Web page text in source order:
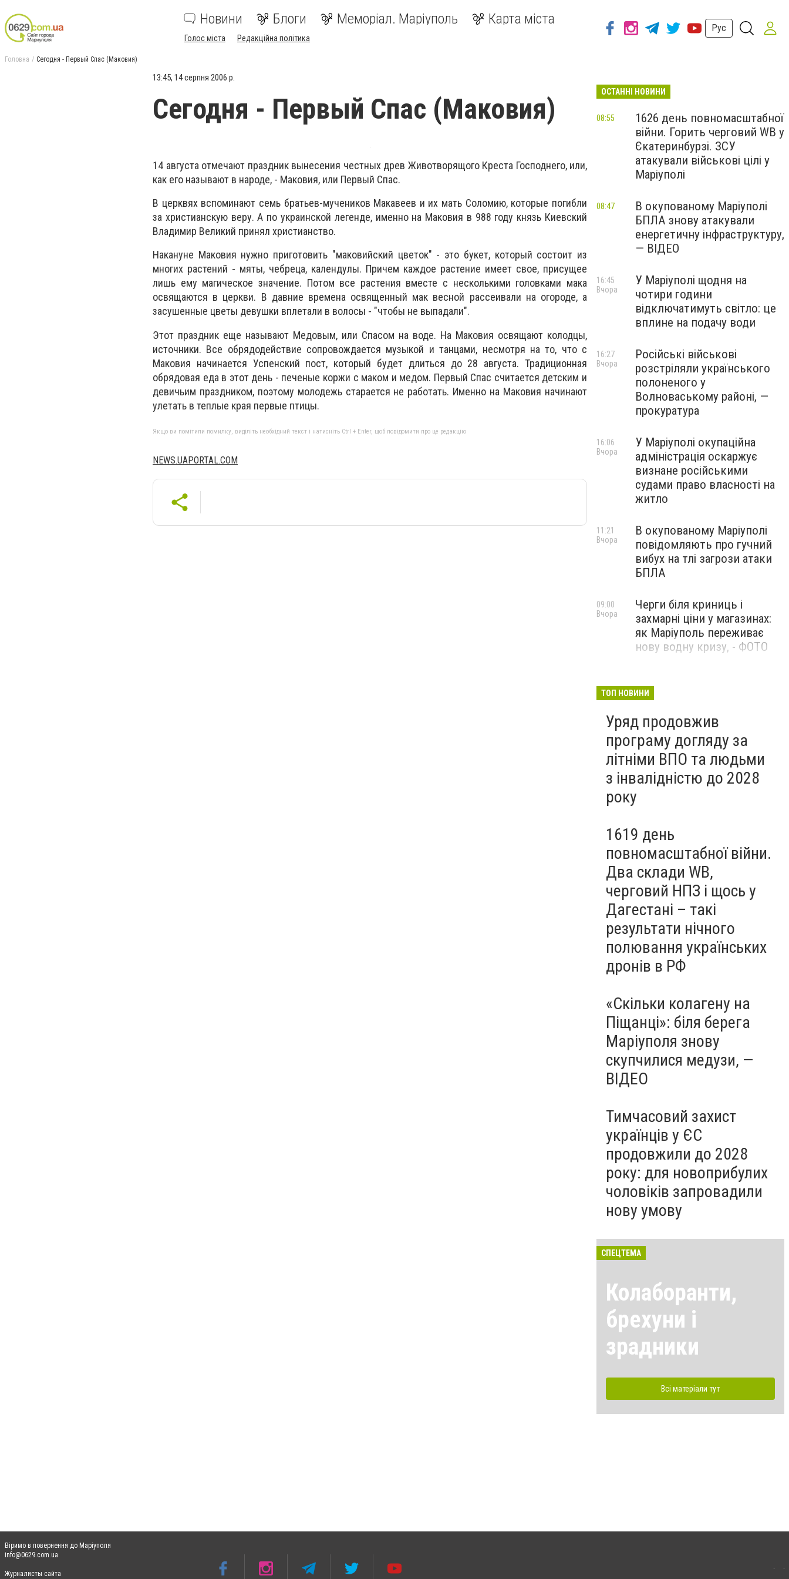
Новини Блоги Меморіал. Маріуполь Карта міста
Голос міста Редакційна політика
Рус
Головна Сегодня - Первый Спас (Маковия)
13:45, 14 серпня 2006 р.
Сегодня - Первый Спас (Маковия)
14 августа отмечают праздник вынесения честных древ Животворящого Креста Господнего, или,
как его называют в народе, - Маковия, или Первый Спас.
В церквях вспоминают семь братьев-мучеников Макавеев и их мать Соломию, которые погибли
за христианскую веру. А по украинской легенде, именно на Маковия в 988 году князь Киевский
Владимир Великий принял христианство.
Накануне Маковия нужно приготовить "маковийский цветок" - это букет, который состоит из
многих растений - мяты, чебреца, календулы. Причем каждое растение имеет свое, присущее
лишь ему магическое значение. Потом все растения вместе с несколькими головками мака
освящаются в церкви. В давние времена освященный мак весной рассеивали на огороде, а
засушенные цветы девушки вплетали в волосы - "чтобы не выпадали".
Этот праздник еще называют Медовым, или Спасом на воде. На Маковия освящают колодцы,
источники. Все обрядодействие сопровождается музыкой и танцами, несмотря на то, что с
Маковия начинается Успенский пост, который будет длиться до 28 августа. Традиционная
обрядовая еда в этот день - печеные коржи с маком и медом. Первый Спас считается детским и
девичьим праздником, поэтому молодежь старается не работать. Именно на Маковия начинают
улетать в теплые края первые птицы.
Якщо ви помітили помилку, виділіть необхідний текст і натисніть Ctrl + Enter, щоб повідомити про це редакцію
NEWS.UAPORTAL.COM
ОСТАННІ НОВИНИ
1626 день повномасштабної
війни. Горить черговий WB у
Єкатеринбурзі. ЗСУ
атакували військові цілі у
Маріуполі
08:55
В окупованому Маріуполі
БПЛА знову атакували
енергетичну інфраструктуру,
— ВІДЕО
08:47
У Маріуполі щодня на
чотири години
відключатимуть світло: це
вплине на подачу води
16:45
Вчора
Російські військові
розстріляли українського
полоненого у
Волноваському районі, —
прокуратура
16:27
Вчора
У Маріуполі окупаційна
адміністрація оскаржує
визнане російськими
судами право власності на
житло
16:06
Вчора
В окупованому Маріуполі
повідомляють про гучний
вибух на тлі загрози атаки
БПЛА
11:21
Вчора
Черги біля криниць і
захмарні ціни у магазинах:
як Маріуполь переживає
нову водну кризу, - ФОТО
09:00
Вчора
війни. Палає Ярославський
ліквідація наслідків
російської атаки на
українські логістичні хаби
Вчора
ТОП НОВИНИ
Уряд продовжив
програму догляду за
літніми ВПО та людьми
з інвалідністю до 2028
року
1619 день
повномасштабної війни.
Два склади WB,
черговий НПЗ і щось у
Дагестані – такі
результати нічного
полювання українських
дронів в РФ
«Скільки колагену на
Піщанці»: біля берега
Маріуполя знову
скупчилися медузи, —
ВІДЕО
Тимчасовий захист
українців у ЄС
продовжили до 2028
року: для новоприбулих
чоловіків запровадили
нову умову
СПЕЦТЕМА
Колаборанти,
брехуни і
зрадники
Всі матеріали тут
Віримо в повернення до Маріуполя
info@0629.com.ua
Журналисты сайта